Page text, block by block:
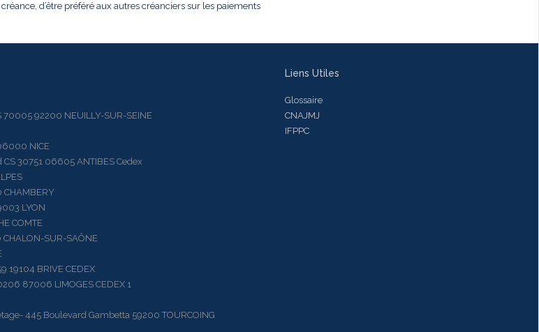
d’être préféré aux autres créanciers sur les paiements
92200 NEUILLY-SUR-SEINE
NICE
30751 06605 ANTIBES Cedex
LYON
COMTE
SUR-SAÔNE
BRIVE CEDEX
87006 LIMOGES CEDEX 1
445 Boulevard Gambetta 59200 TOURCOING
Liens Utiles
Glossaire
CNAJMJ
IFPPC